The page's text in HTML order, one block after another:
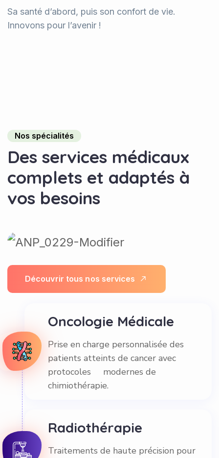
Sa santé d’abord, puis son confort de vie.
Innovons pour l’avenir !
Nos spécialités
Des services médicaux
complets et adaptés à
vos besoins
Découvrir tous nos services
Oncologie Médicale
Prise en charge personnalisée des
patients atteints de cancer avec
protocoles modernes de
chimiothérapie.
Radiothérapie
Traitements de haute précision pour